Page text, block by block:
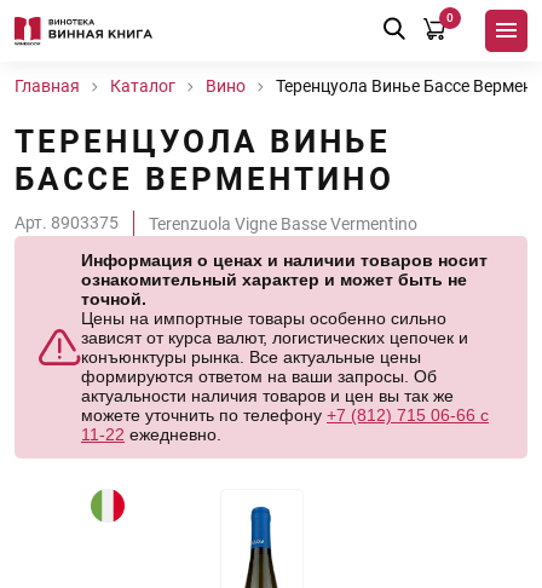
0
Главная Каталог Вино Теренцуола Винье Бассе
ТЕРЕНЦУОЛА ВИНЬЕ
БАССЕ ВЕРМЕНТИНО
Арт. 8903375
Terenzuola Vigne Basse Vermentino
Информация о ценах и наличии товаров носит
ознакомительный характер и может быть не
точной.
Цены на импортные товары особенно сильно
зависят от курса валют, логистических цепочек и
конъюнктуры рынка. Все актуальные цены
формируются ответом на ваши запросы. Об
актуальности наличия товаров и цен вы так же
можете уточнить по телефону +7 (812) 715 06-66 с
11-22 ежедневно.